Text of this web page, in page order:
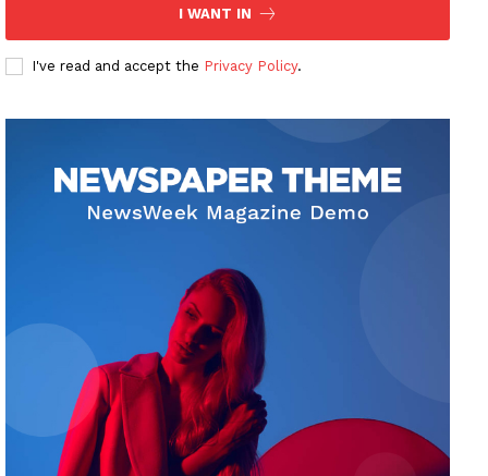
I WANT IN
I've read and accept the Privacy Policy.